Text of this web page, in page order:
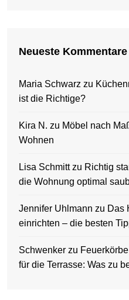
Neueste Kommentare
Maria Schwarz zu
ist die Richtige?
Kira N. zu Möbel nach
Wohnen
Lisa Schmittzu Richtig
die Wohnung optimal
Jennifer Uhlmann zu Das
einrichten – die besten
Schwenker zu
für die Terrasse: Was zu